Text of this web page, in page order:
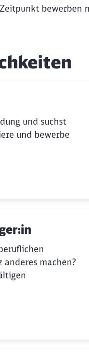
bewerben
und suchst
und bewerbe
anderes machen?